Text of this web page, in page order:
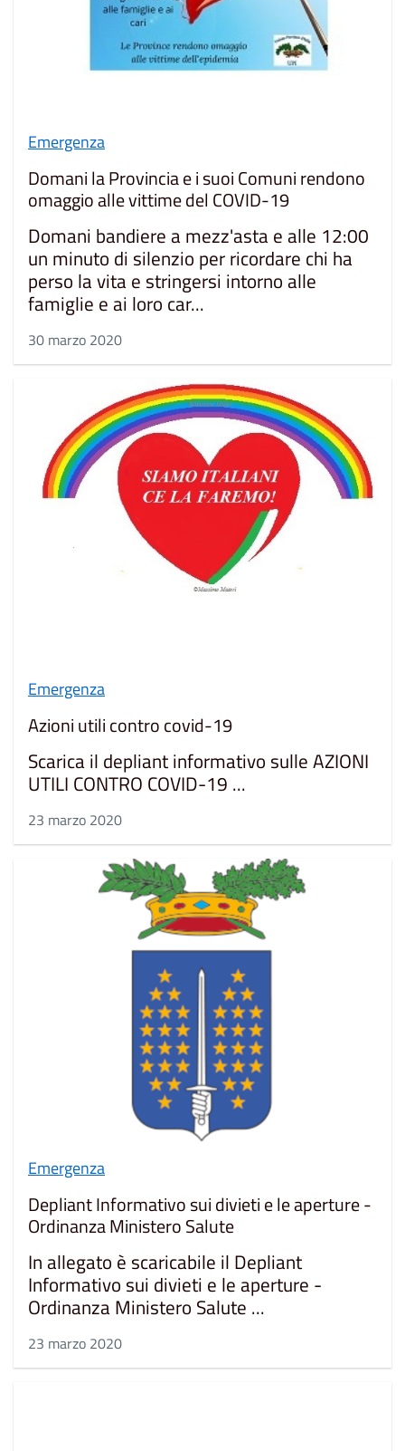
Emergenza
Domani la Provincia e i suoi Comuni rendono
omaggio alle vittime del COVID-19
Domani bandiere a mezz'asta e alle 12:00
un minuto di silenzio per ricordare chi ha
perso la vita e stringersi intorno alle
famiglie e ai loro car...
30 marzo 2020
Emergenza
Azioni utili contro covid-19
Scarica il depliant informativo sulle AZIONI
UTILI CONTRO COVID-19 ...
23 marzo 2020
Emergenza
Depliant Informativo sui divieti e le aperture -
Ordinanza Ministero Salute
In allegato è scaricabile il Depliant
Informativo sui divieti e le aperture -
Ordinanza Ministero Salute ...
23 marzo 2020